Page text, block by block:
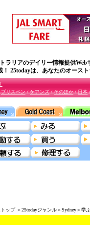
リアのデイリー情報提供Web
25todayは、あなたのオースト
ブリスペン/ケアンズ/そのほか/日本
トップ＞25todayジャンル＞Sydney＞学